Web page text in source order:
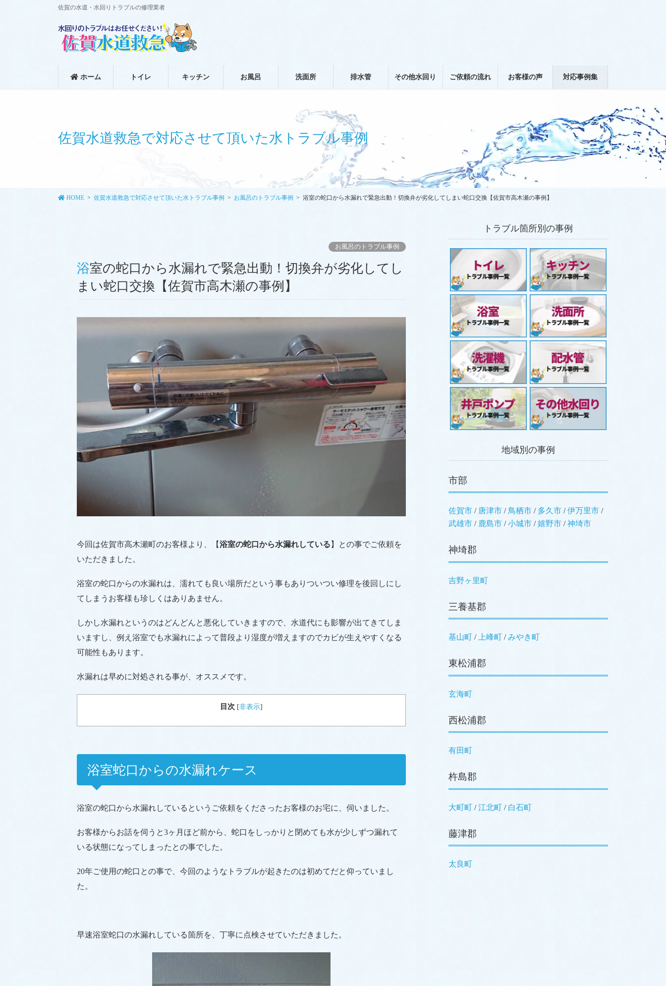
佐賀の水道・水回りトラブルの修理業者
ホーム トイレ キッチン お風呂 洗面所 排水管 その他水回り ご依頼の流れ お客様の声 対応事例集
佐賀水道救急で対応させて頂いた水トラブル事例
HOME 佐賀水道救急で対応させて頂いた水トラブル事例 お風呂のトラブル事例 浴室の蛇口から水漏れで緊急出動！切換弁が劣化してしまい蛇口交換【佐賀市高木瀬の事例】
お風呂のトラブル事例
浴室の蛇口から水漏れで緊急出動！切換弁が劣化してし
まい蛇口交換【佐賀市高木瀬の事例】
今回は佐賀市高木瀬町のお客様より、【浴室の蛇口から水漏れしている 】との事でご依頼を
いただきました。
浴室の蛇口からの水漏れは、濡れても良い場所だという事もありついつい修理を後回しにし
てしまうお客様も珍しくはありあません。
しかし水漏れというのはどんどんと悪化していきますので、水道代にも影響が出てきてしま
いますし、例え浴室でも水漏れによって普段より湿度が増えますのでカビが生えやすくなる
可能性もあります。
水漏れは早めに対処される事が、オススメです。
目次 [非表示]
浴室蛇口からの水漏れケース
浴室の蛇口から水漏れしているというご依頼をくださったお客様のお宅に、伺いました。
お客様からお話を伺うと3ヶ月ほど前から、蛇口をしっかりと閉めても水が少しずつ漏れて
いる状態になってしまったとの事でした。
20年ご使用の蛇口との事で、今回のようなトラブルが起きたのは初めてだと仰っていまし
た。
早速浴室蛇口の水漏れしている箇所を、丁寧に点検させていただきました。
トラブル箇所別の事例
地域別の事例
市部
佐賀市 唐津市 鳥栖市 多久市
伊万里市
武雄市
鹿島市 小城市 嬉野市 神埼市
神埼郡
吉野ヶ里町
三養基郡
基山町 上峰町 みやき町
東松浦郡
玄海町
西松浦郡
有田町
杵島郡
大町町 江北町 白石町
藤津郡
太良町